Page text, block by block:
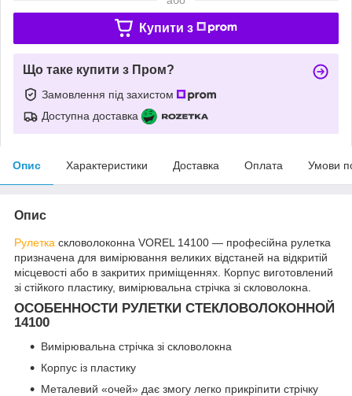
Купити з
Що таке купити з Пром?
Замовлення під захистом
Доступна доставка
Опис Характеристики Доставка Оплата Умови
Опис
Рулетка скловолоконна VOREL 14100 — професійна рулетка
призначена для вимірювання великих відстаней на відкритій
місцевості або в закритих приміщеннях. Корпус виготовлений
зі стійкого пластику, вимірювальна стрічка зі скловолокна.
ОСОБЕННОСТИ РУЛЕТКИ СТЕКЛОВОЛОКОННОЙ
14100
Вимірювальна стрічка зі скловолокна
Корпус із пластику
Металевий «очей» дає змогу легко прикріпити стрічку